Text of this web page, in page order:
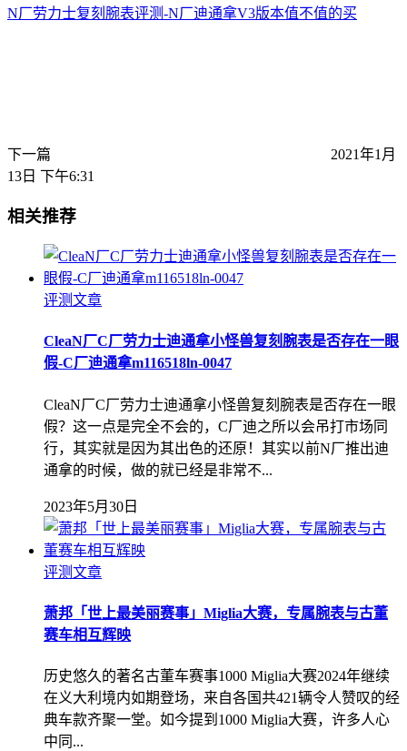
N厂劳力士复刻腕表评测-N厂迪通拿V3版本值不值的买
下一篇
2021年1月
13日 下午6:31
相关推荐
评测文章
CleaN厂C厂劳力士迪通拿小怪兽复刻腕表是否存在一眼
假-C厂迪通拿m116518ln-0047
CleaN厂C厂劳力士迪通拿小怪兽复刻腕表是否存在一眼
假？这一点是完全不会的，C厂迪之所以会吊打市场同
行，其实就是因为其出色的还原！其实以前N厂推出迪
通拿的时候，做的就已经是非常不...
2023年5月30日
评测文章
萧邦「世上最美丽赛事」Miglia大赛，专属腕表与古董
赛车相互辉映
历史悠久的著名古董车赛事1000 Miglia大赛2024年继续
在义大利境内如期登场，来自各国共421辆令人赞叹的经
典车款齐聚一堂。如今提到1000 Miglia大赛，许多人心
中同...